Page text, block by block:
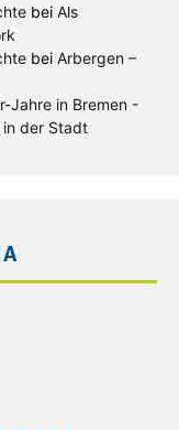
bei Als
bei Arbergen –
Jahre in Bremen -
in der Stadt